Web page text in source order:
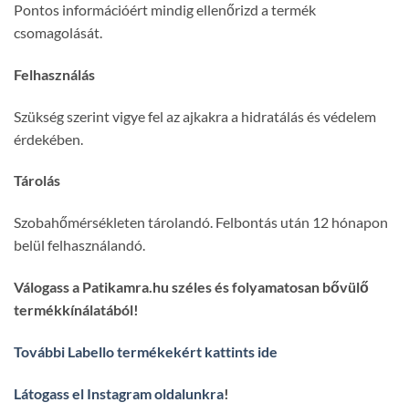
Pontos információért mindig ellenőrizd a termék
csomagolását.
Felhasználás
Szükség szerint vigye fel az ajkakra a hidratálás és védelem
érdekében.
Tárolás
Szobahőmérsékleten tárolandó. Felbontás után 12 hónapon
belül felhasználandó.
Válogass a Patikamra.hu széles és folyamatosan bővülő
termékkínálatából!
További Labello termékekért kattints ide
Látogass el Instagram oldalunkra!